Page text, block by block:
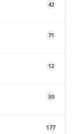
42
71
12
30
177